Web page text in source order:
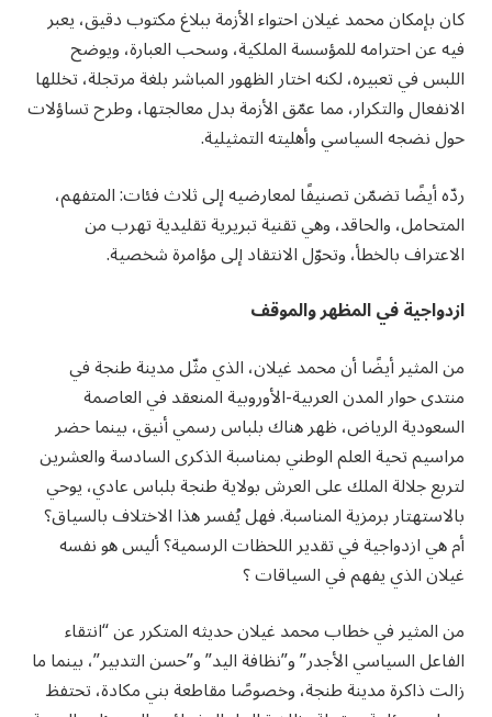
كان بإمكان محمد غيلان احتواء الأزمة ببلاغ مكتوب دقيق، يعبر
فيه عن احترامه للمؤسسة الملكية، وسحب العبارة، ويوضح
اللبس في تعبيره، لكنه اختار الظهور المباشر بلغة مرتجلة، تخللها
الانفعال والتكرار، مما عمّق الأزمة بدل معالجتها، وطرح تساؤلات
حول نضجه السياسي وأهليته التمثيلية.
ردّه أيضًا تضمّن تصنيفًا لمعارضيه إلى ثلاث فئات: المتفهم،
المتحامل، والحاقد، وهي تقنية تبريرية تقليدية تهرب من
الاعتراف بالخطأ، وتحوّل الانتقاد إلى مؤامرة شخصية.
ازدواجية في المظهر والموقف
من المثير أيضًا أن محمد غيلان، الذي مثّل مدينة طنجة في
منتدى حوار المدن العربية-الأوروبية المنعقد في العاصمة
السعودية الرياض، ظهر هناك بلباس رسمي أنيق، بينما حضر
مراسيم تحية العلم الوطني بمناسبة الذكرى السادسة والعشرين
لتربع جلالة الملك على العرش بولاية طنجة بلباس عادي، يوحي
بالاستهتار برمزية المناسبة. فهل يُفسر هذا الاختلاف بالسياق؟
أم هي ازدواجية في تقدير اللحظات الرسمية؟ أليس هو نفسه
غيلان الذي يفهم في السياقات ؟
من المثير في خطاب محمد غيلان حديثه المتكرر عن “انتقاء
الفاعل السياسي الأجدر” و”نظافة اليد” و”حسن التدبير”، بينما ما
زالت ذاكرة مدينة طنجة، وخصوصًا مقاطعة بني مكادة، تحتفظ